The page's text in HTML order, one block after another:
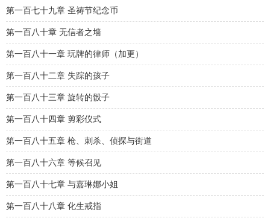
第一百七十九章 圣祷节纪念币
第一百八十章 无信者之墙
第一百八十一章 玩牌的律师（加更）
第一百八十二章 失踪的孩子
第一百八十三章 旋转的骰子
第一百八十四章 剪彩仪式
第一百八十五章 枪、刺杀、侦探与街道
第一百八十六章 等候召见
第一百八十七章 与嘉琳娜小姐
第一百八十八章 化生戒指